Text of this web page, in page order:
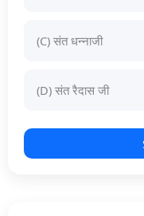
(C) संत धन्नाजी
(D) संत रैदास जी